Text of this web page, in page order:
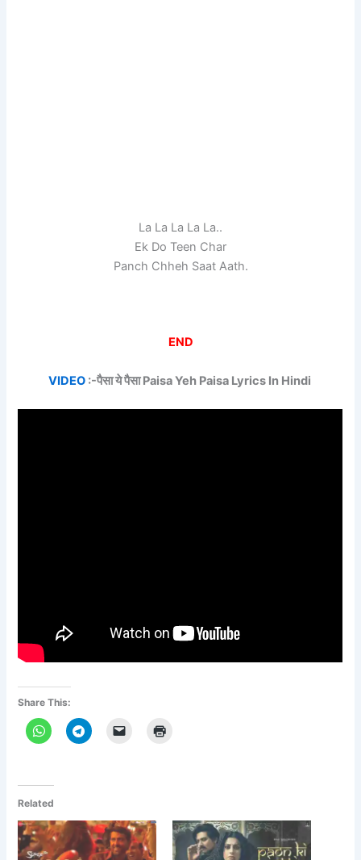
La La La La La..
Ek Do Teen Char
Panch Chheh Saat Aath.
END
VIDEO:-पैसा ये पैसा Paisa Yeh Paisa Lyrics In Hindi
Share This:
Related